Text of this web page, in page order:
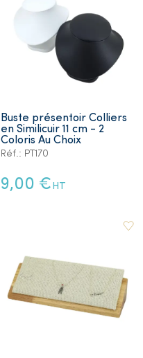
Buste présentoir Colliers
en Similicuir 11 cm - 2
Coloris Au Choix
Réf.: PT170
9,00 € HT